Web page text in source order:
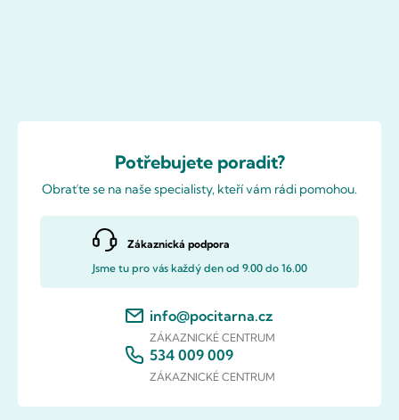
Potřebujete poradit?
Obraťte se na naše specialisty, kteří vám rádi pomohou.
Zákaznická podpora
Jsme tu pro vás každý den od 9.00 do 16.00
info@pocitarna.cz
ZÁKAZNICKÉ CENTRUM
534 009 009
ZÁKAZNICKÉ CENTRUM